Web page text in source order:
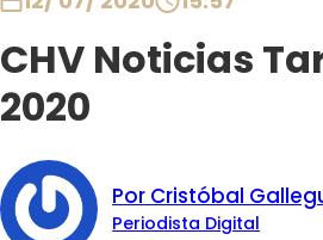
CHV Noticias
2020
Por Cristóbal
Periodista Digital